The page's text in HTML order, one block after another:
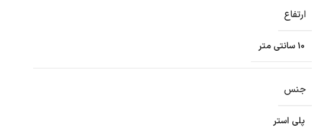
ارتفاع
10 سانتی متر
جنس
پلی استر